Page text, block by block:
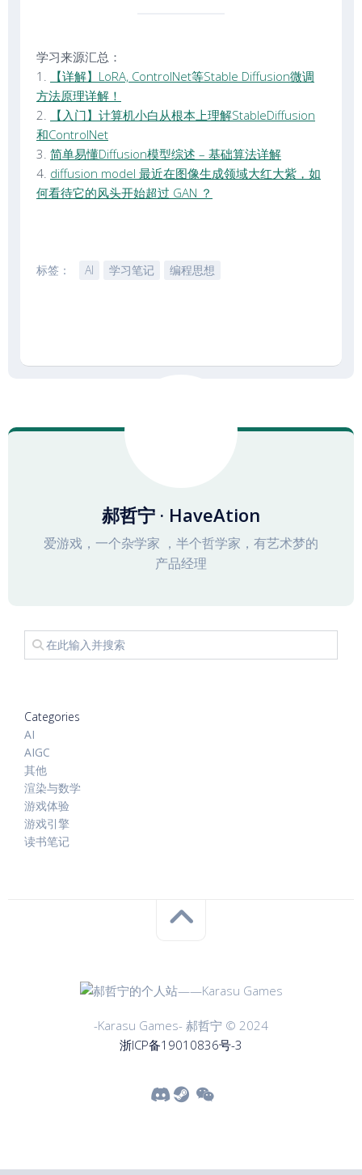
学习来源汇总：
1.
【详解】LoRA, ControlNet等Stable Diffusion微调
方法原理详解！
2.
【入门】计算机小白从根本上理解StableDiffusion
和ControlNet
3. 简单易懂Diffusion模型综述 – 基础算法详解
4. diffusion model 最近在图像生成领域大红大紫，如
何看待它的风头开始超过 GAN ？
标签： AI 学习笔记 编程思想
郝哲宁 · HaveAtion
爱游戏，一个杂学家 ，半个哲学家，有艺术梦的
产品经理
Categories
AI
AIGC
其他
渲染与数学
游戏体验
游戏引擎
读书笔记
-Karasu Games- 郝哲宁 © 2024
浙ICP备19010836号-3